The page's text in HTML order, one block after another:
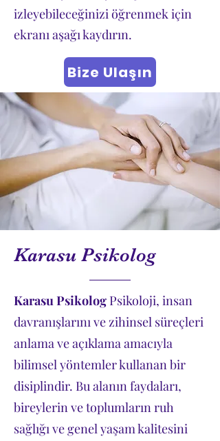
izleyebileceğinizi öğrenmek için
ekranı aşağı kaydırın.
Bize Ulaşın
Karasu Psikolog
Karasu Psikolog Psikoloji, insan
davranışlarını ve zihinsel süreçleri
anlama ve açıklama amacıyla
bilimsel yöntemler kullanan bir
disiplindir. Bu alanın faydaları,
bireylerin ve toplumların ruh
sağlığı ve genel yaşam kalitesini